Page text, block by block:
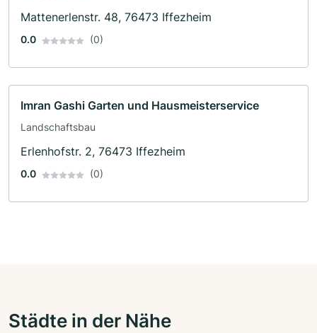
Mattenerlenstr. 48, 76473 Iffezheim
0.0 (0)
Imran Gashi Garten und Hausmeisterservice
Landschaftsbau
Erlenhofstr. 2, 76473 Iffezheim
0.0 (0)
Städte in der Nähe